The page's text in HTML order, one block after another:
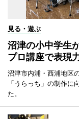
見る・遊ぶ
沼津の小中学生
プロ講座で表現
沼津市内浦・西浦地区
「うらっち」の制作
た。